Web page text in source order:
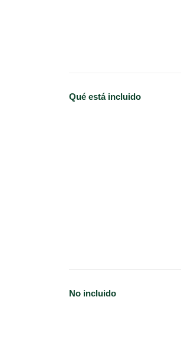
Qué está incluido
No incluido